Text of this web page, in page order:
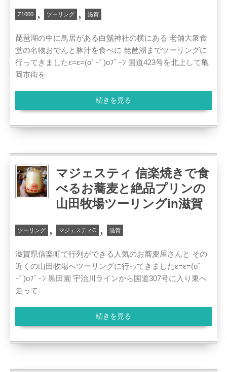
Z1000 , ツーリング , 滋賀
琵琶湖の中に鳥居がある白鬚神社の横にある 老舗大衆食
堂の名物おでんと豚汁を食べに 琵琶湖までツーリングに
行ってきましたε=ε=(oﾟｰﾟ)oﾌﾞｰﾝ 国道423号を北上して亀
岡市街を
続きを見る
マジェスティ 信楽焼きで食
べるお蕎麦と絶品プリンの
山田牧場ツーリングin滋賀
ツーリング , マジェスティC , 滋賀
滋賀県信楽町で行列ができる人気のお蕎麦屋さんと その
近くの山田牧場へツーリングに行ってきましたε=ε=(oﾟ
ｰﾟ)oﾌﾞｰﾝ 黒田園 宇治川ラインから国道307号に入り東へ
走って
続きを見る